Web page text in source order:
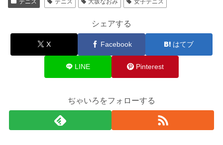
テニス テニス 大坂なおみ 女子テニス
シェアする
X Facebook はてブ
LINE Pinterest
ぢゃいろをフォローする